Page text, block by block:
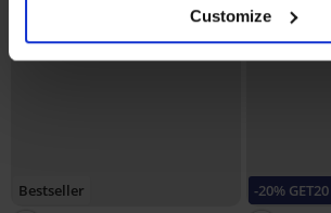
Customize
Bestseller -20% GET20